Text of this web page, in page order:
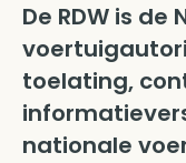
De RDW is de
toelating,
nationale